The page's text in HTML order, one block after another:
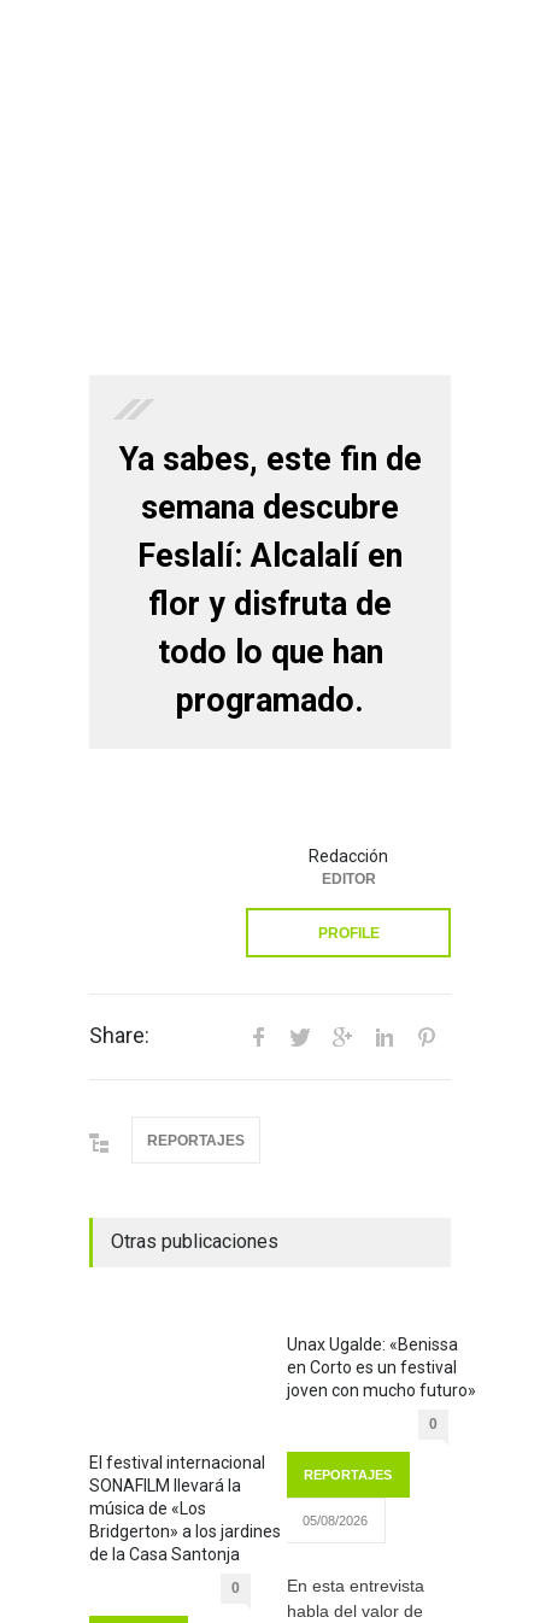
Ya sabes, este fin de
semana descubre
Feslalí: Alcalalí en
flor y disfruta de
todo lo que han
programado.
Redacción
EDITOR
PROFILE
Share:
REPORTAJES
Otras publicaciones
El festival internacional
SONAFILM llevará la
música de «Los
Bridgerton» a los jardines
de la Casa Santonja
0
Unax Ugalde: «Benissa
en Corto es un festival
joven con mucho futuro»
0
REPORTAJES
05/08/2026
En esta entrevista
habla del valor de